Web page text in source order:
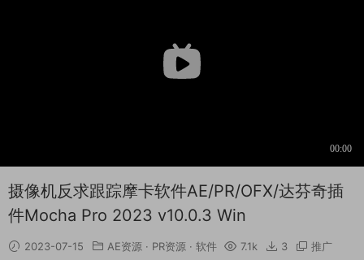
摄像机反求跟踪摩卡软件AE/PR/OFX/达芬奇插
件Mocha Pro 2023 v10.0.3 Win
2023-07-15 AE资源 · PR资源 · 软件 7.1k 3 推广